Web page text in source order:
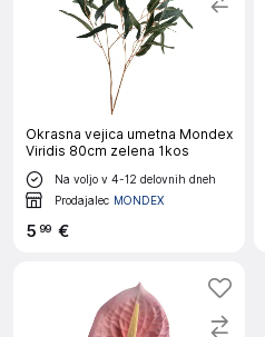
Okrasna vejica umetna Mondex
Viridis 80cm zelena 1kos
Na voljo v 4-12 delovnih dneh
Prodajalec MONDEX
5 99 €